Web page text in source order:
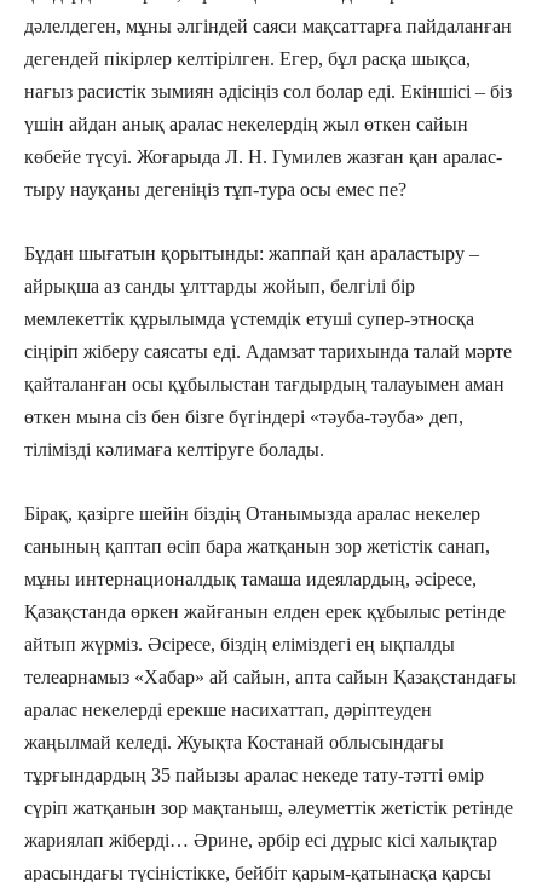
дәлелдеген, мұны әлгіндей саяси мақсаттарға пайдаланған
дегендей пікірлер келтірілген. Егер, бұл расқа шықса,
нағыз расистік зымиян әдісіңіз сол болар еді. Екіншісі – біз
үшін айдан анық аралас некелердің жыл өткен сайын
көбейе түсуі. Жоғарыда Л. Н. Гумилев жазған қан аралас­
тыру науқаны дегеніңіз тұп-тура осы емес пе?
Бұдан шығатын қорытынды: жаппай қан араластыру –
айрықша аз санды ұлттарды жойып, белгілі бір
мемлекеттік құрылымда үстемдік етуші супер-этносқа
сіңіріп жіберу саясаты еді. Адамзат тарихында талай мәрте
қайталанған осы құбылыстан тағдырдың талауымен аман
өткен мына сіз бен бізге бүгіндері «тәуба-тәуба» деп,
тілімізді кәлимаға келтіруге болады.
Бірақ, қазірге шейін біздің Отанымызда аралас некелер
санының қаптап өсіп бара жатқанын зор жетістік санап,
мұны интернационалдық тамаша идеялардың, әсіресе,
Қазақстанда өркен жайғанын елден ерек құбылыс ретінде
айтып жүрміз. Әсіресе, біздің еліміздегі ең ықпалды
телеарнамыз «Хабар» ай сайын, апта сайын Қазақстандағы
аралас некелерді ерекше насихаттап, дәріптеуден
жаңылмай келеді. Жуықта Костанай облысындағы
тұрғындардың 35 пайызы аралас некеде тату-тәтті өмір
сүріп жатқанын зор мақтаныш, әлеуметтік жетістік ретінде
жариялап жіберді… Әрине, әрбір есі дұрыс кісі халықтар
арасындағы түсіністікке, бейбіт қарым-қатынасқа қарсы